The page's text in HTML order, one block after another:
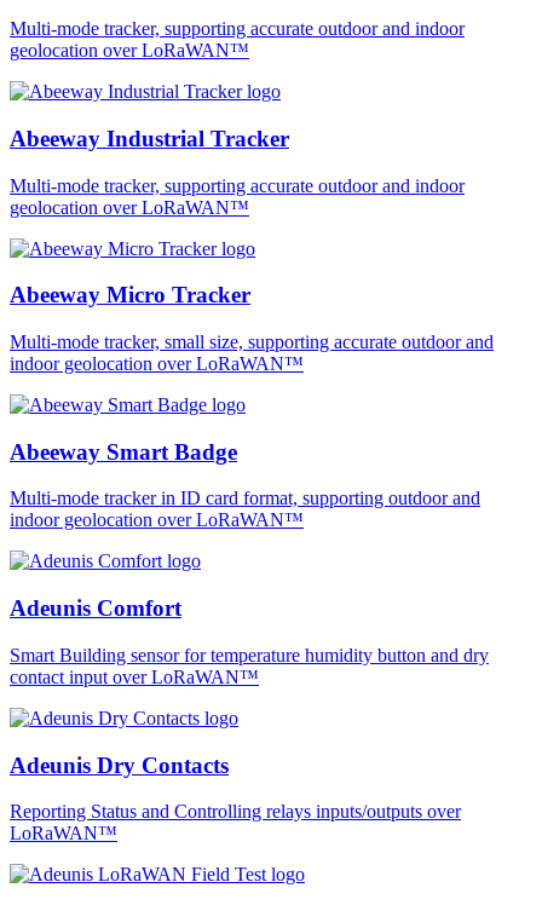
Multi-mode tracker, supporting accurate outdoor and indoor
geolocation over LoRaWAN™
Abeeway Industrial Tracker
Multi-mode tracker, supporting accurate outdoor and indoor
geolocation over LoRaWAN™
Abeeway Micro Tracker
Multi-mode tracker, small size, supporting accurate outdoor and
indoor geolocation over LoRaWAN™
Abeeway Smart Badge
Multi-mode tracker in ID card format, supporting outdoor and
indoor geolocation over LoRaWAN™
Adeunis Comfort
Smart Building sensor for temperature humidity button and dry
contact input over LoRaWAN™
Adeunis Dry Contacts
Reporting Status and Controlling relays inputs/outputs over
LoRaWAN™